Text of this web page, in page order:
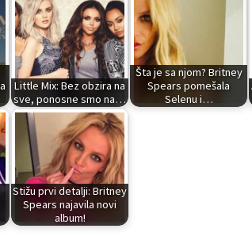
Little Mix: Bez obzira na
sve, ponosne smo na…
Šta je sa njom? Britney
Spears pomešala
Selenu i…
Stižu prvi detalji: Britney
Spears najavila novi
album!